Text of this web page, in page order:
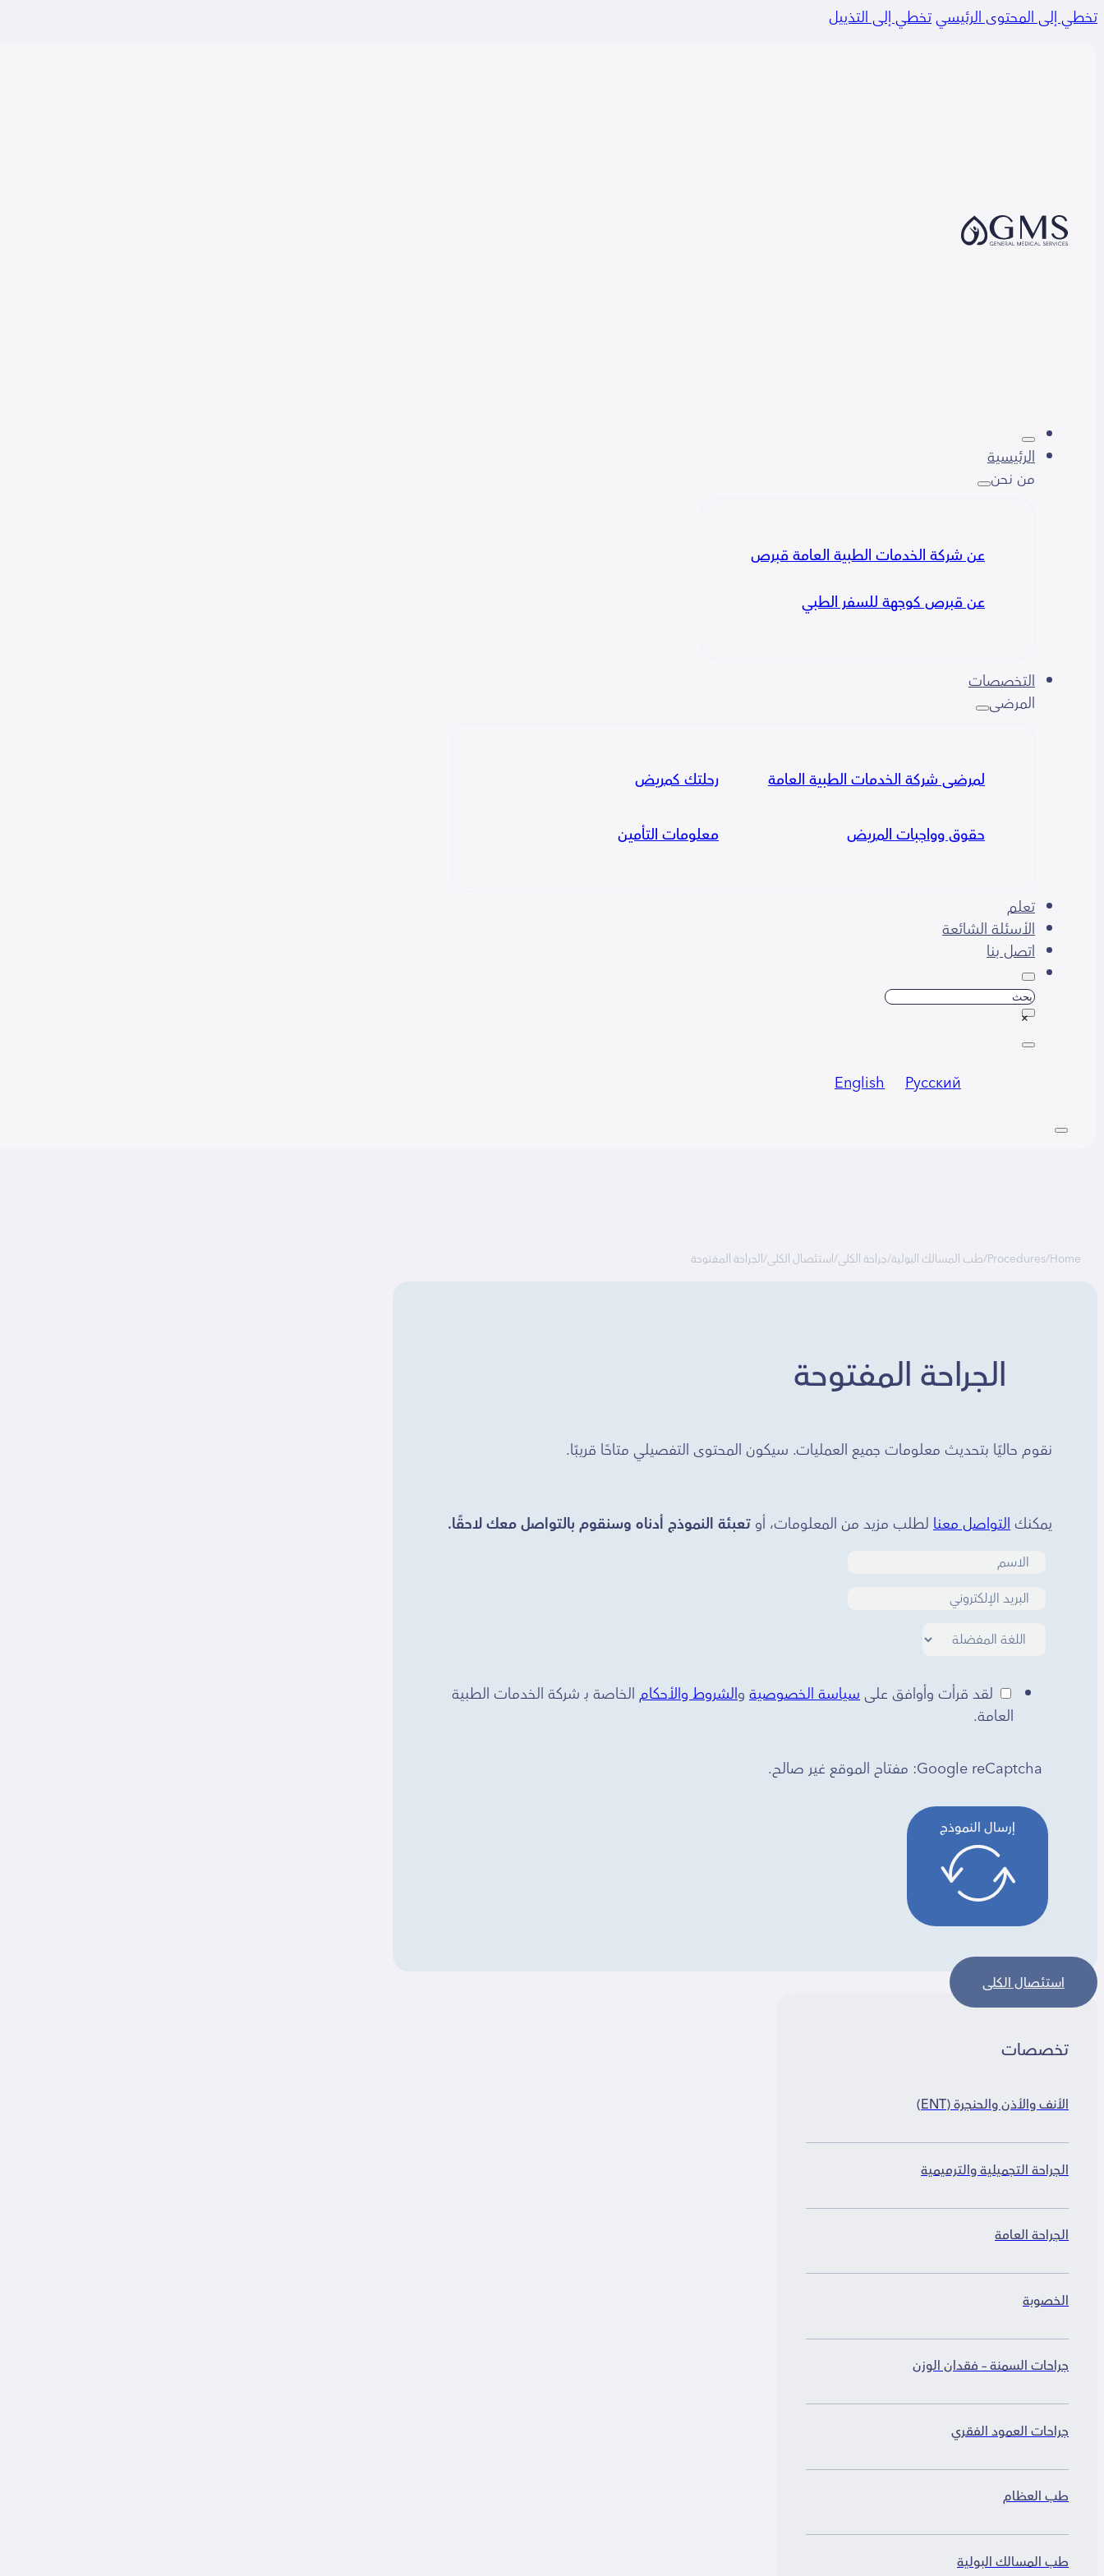
تخطي إلى المحتوى الرئيسيتخطي إلى التذييل
الرئيسية
من نحن
عن شركة الخدمات الطبية العامة قبرص
عن قبرص كوجهة للسفر الطبي
التخصصات
المرضى
لمرضى شركة الخدمات الطبية العامة رحلتك كمريض
حقوق وواجبات المريض معلومات التأمين
تعلم
الأسئلة الشائعة
اتصل بنا
بحث
×
Русский
English
Home
/
Procedures
/طب المسالك البولية/جراحة الكلى/استئصال الكلى/الجراحة المفتوحة
الجراحة المفتوحة
نقوم حاليًا بتحديث معلومات جميع العمليات. سيكون المحتوى التفصيلي متاحًا قريبًا.
يمكنكالتواصل معنالطلب مزيد من المعلومات، أوتعبئة النموذج أدناه وسنقوم بالتواصل معك لاحقًا.
لقد قرأت وأوافق علىسياسة الخصوصيةوالشروط والأحكامالخاصة بـ شركة الخدمات الطبية
العامة.
Google reCaptcha: مفتاح الموقع غير صالح.
إرسال النموذج
استئصال الكلى
تخصصات
الأنف والأذن والحنجرة (ENT)
الجراحة التجميلية والترميمية
الجراحة العامة
الخصوبة
جراحات السمنة – فقدان الوزن
جراحات العمود الفقري
طب العظام
طب المسالك البولية